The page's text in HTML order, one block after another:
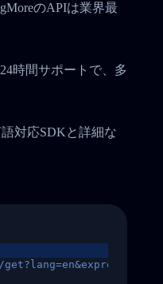
のAPIは業界最
時間サポートで、多
対応SDKと詳細な